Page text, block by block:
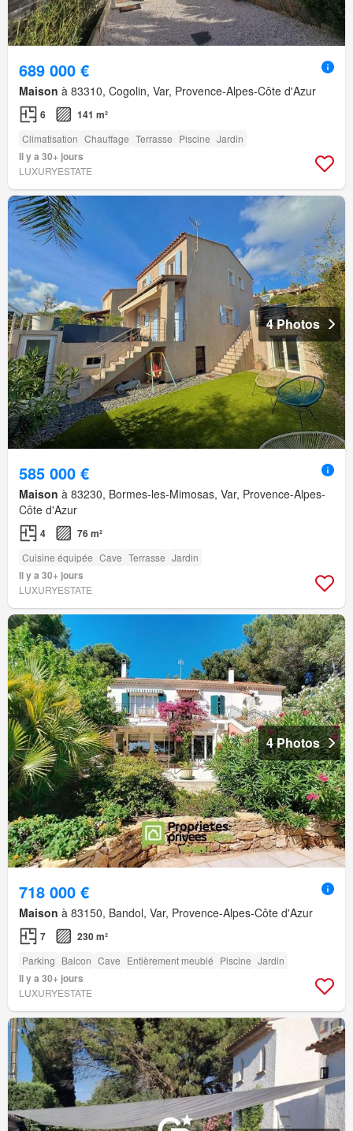
689 000 €
Maison à 83310, Cogolin, Var, Provence-Alpes-Côte d'Azur
6 141 m²
Climatisation Chauffage Terrasse Piscine Jardin
Il y a 30+ jours
LUXURYESTATE
4 Photos
585 000 €
Maison à 83230, Bormes-les-Mimosas, Var, Provence-Alpes-
Côte d'Azur
4 76 m²
Cuisine équipée Cave Terrasse Jardin
Il y a 30+ jours
LUXURYESTATE
4 Photos
718 000 €
Maison à 83150, Bandol, Var, Provence-Alpes-Côte d'Azur
7 230 m²
Parking Balcon Cave Entièrement meublé Piscine Jardin
Il y a 30+ jours
LUXURYESTATE